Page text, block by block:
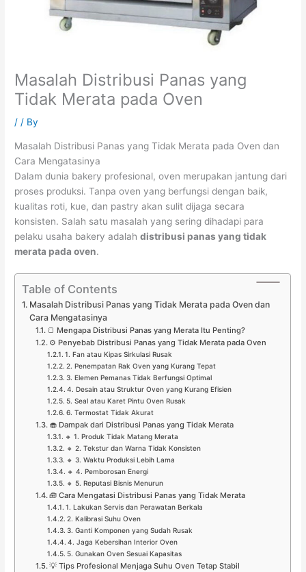
Masalah Distribusi Panas yang
Tidak Merata pada Oven
/ / By
Masalah Distribusi Panas yang Tidak Merata pada Oven dan
Cara Mengatasinya
Dalam dunia bakery profesional, oven merupakan jantung dari
proses produksi. Tanpa oven yang berfungsi dengan baik,
kualitas roti, kue, dan pastry akan sulit dijaga secara
konsisten. Salah satu masalah yang sering dihadapi para
pelaku usaha bakery adalahdistribusi panas yang tidak
merata pada oven.
Table of Contents
Masalah Distribusi Panas yang Tidak Merata pada Oven dan
Cara Mengatasinya
🍞 Mengapa Distribusi Panas yang Merata Itu Penting?
⚙️ Penyebab Distribusi Panas yang Tidak Merata pada Oven
1. Fan atau Kipas Sirkulasi Rusak
2. Penempatan Rak Oven yang Kurang Tepat
3. Elemen Pemanas Tidak Berfungsi Optimal
4. Desain atau Struktur Oven yang Kurang Efisien
5. Seal atau Karet Pintu Oven Rusak
6. Termostat Tidak Akurat
🧁 Dampak dari Distribusi Panas yang Tidak Merata
🔸 1. Produk Tidak Matang Merata
🔸 2. Tekstur dan Warna Tidak Konsisten
🔸 3. Waktu Produksi Lebih Lama
🔸 4. Pemborosan Energi
🔸 5. Reputasi Bisnis Menurun
🧰 Cara Mengatasi Distribusi Panas yang Tidak Merata
1. Lakukan Servis dan Perawatan Berkala
2. Kalibrasi Suhu Oven
3. Ganti Komponen yang Sudah Rusak
4. Jaga Kebersihan Interior Oven
5. Gunakan Oven Sesuai Kapasitas
💡 Tips Profesional Menjaga Suhu Oven Tetap Stabil